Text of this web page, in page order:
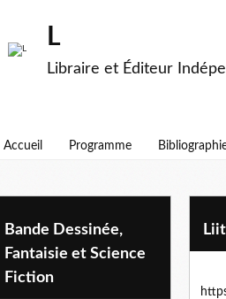
L
Libraire et Éditeur
Accueil Programme
coup de coeur
Bande Dessinée,
Fantaisie et Science
Fiction